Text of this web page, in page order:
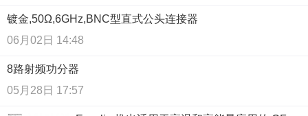
镀金,50Ω,6GHz,BNC型直式公头连接器
06月02日 14:48
8路射频功分器
05月28日 17:57